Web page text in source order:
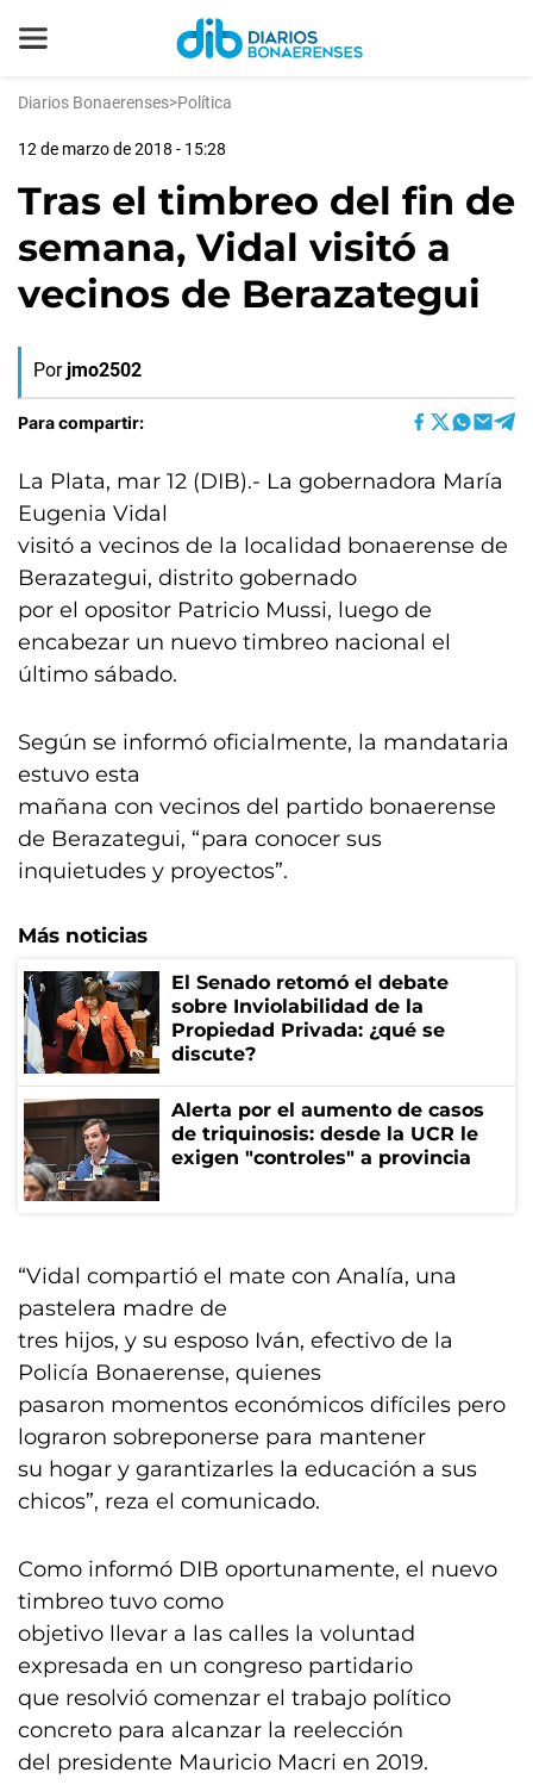
Diarios Bonaerenses>Política
12 de marzo de 2018 - 15:28
Tras el timbreo del fin de
semana, Vidal visitó a
vecinos de Berazategui
Por jmo2502
Para compartir:
La Plata, mar 12 (DIB).- La gobernadora María
Eugenia Vidal
visitó a vecinos de la localidad bonaerense de
Berazategui, distrito gobernado
por el opositor Patricio Mussi, luego de
encabezar un nuevo timbreo nacional el
último sábado.
Según se informó oficialmente, la mandataria
estuvo esta
mañana con vecinos del partido bonaerense
de Berazategui, “para conocer sus
inquietudes y proyectos”.
Más noticias
El Senado retomó el debate
sobre Inviolabilidad de la
Propiedad Privada: ¿qué se
discute?
Alerta por el aumento de casos
de triquinosis: desde la UCR le
exigen "controles" a provincia
“Vidal compartió el mate con Analía, una
pastelera madre de
tres hijos, y su esposo Iván, efectivo de la
Policía Bonaerense, quienes
pasaron momentos económicos difíciles pero
lograron sobreponerse para mantener
su hogar y garantizarles la educación a sus
chicos”, reza el comunicado.
Como informó DIB oportunamente, el nuevo
timbreo tuvo como
objetivo llevar a las calles la voluntad
expresada en un congreso partidario
que resolvió comenzar el trabajo político
concreto para alcanzar la reelección
del presidente Mauricio Macri en 2019.